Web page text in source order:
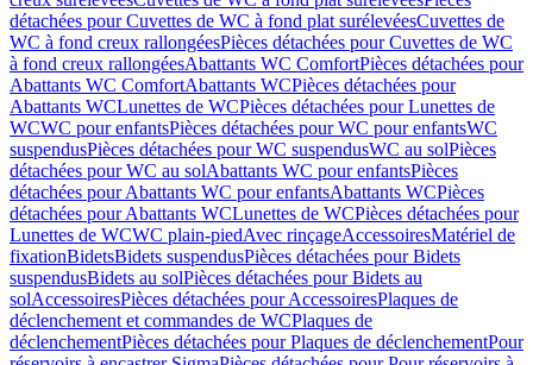
détachées pour Cuvettes de WC à fond plat surélevéesCuvettes de
WC à fond creux rallongéesPièces détachées pour Cuvettes de WC
à fond creux rallongéesAbattants WC ComfortPièces détachées pour
Abattants WC ComfortAbattants WCPièces détachées pour
Abattants WCLunettes de WCPièces détachées pour Lunettes de
WCWC pour enfantsPièces détachées pour WC pour enfantsWC
suspendusPièces détachées pour WC suspendusWC au solPièces
détachées pour WC au solAbattants WC pour enfantsPièces
détachées pour Abattants WC pour enfantsAbattants WCPièces
détachées pour Abattants WCLunettes de WCPièces détachées pour
Lunettes de WCWC plain-piedAvec rinçageAccessoiresMatériel de
fixationBidetsBidets suspendusPièces détachées pour Bidets
suspendusBidets au solPièces détachées pour Bidets au
solAccessoiresPièces détachées pour AccessoiresPlaques de
déclenchement et commandes de WCPlaques de
déclenchementPièces détachées pour Plaques de déclenchementPour